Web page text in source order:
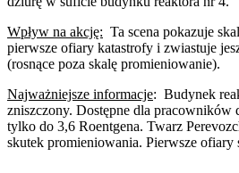
Wpływ na akcję: Ta scena pokazuje
pierwsze ofiary katastrofy i zwiastuje
(rosnące poza skalę promieniowanie).
Najważniejsze informacje: Budynek
zniszczony. Dostępne dla pracowników
tylko do 3,6 Roentgena. Twarz
skutek promieniowania. Pierwsze ofiary